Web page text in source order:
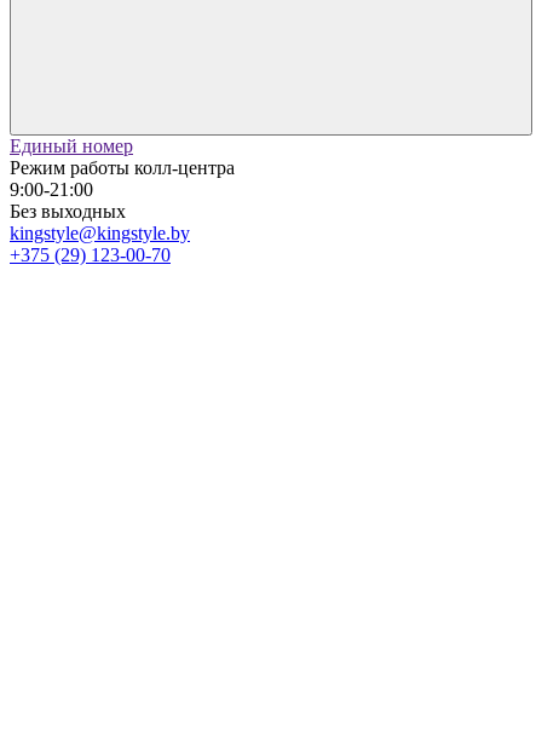
Единый номер
Режим работы колл-центра
9:00-21:00
Без выходных
kingstyle@kingstyle.by
+375 (29) 123-00-70